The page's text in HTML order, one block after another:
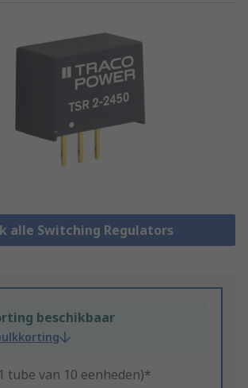
alle Switching Regulators
beschikbaar
tube van 10 eenheden)*